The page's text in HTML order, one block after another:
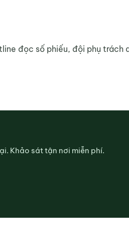
đọc số phiếu, đội phụ trách
Khảo sát tận nơi miễn phí.